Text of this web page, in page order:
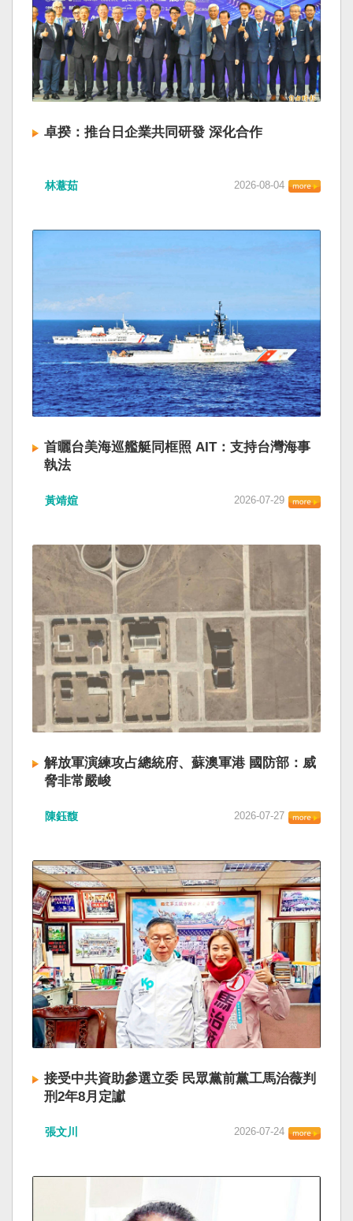
卓揆：推台日企業共同研發 深化合作
林薏茹 2026-08-04
首曬台美海巡艦艇同框照 AIT：支持台灣海事
執法
黃靖媗 2026-07-29
解放軍演練攻占總統府、蘇澳軍港 國防部：威
脅非常嚴峻
陳鈺馥 2026-07-27
接受中共資助參選立委 民眾黨前黨工馬治薇判
刑2年8月定讞
張文川 2026-07-24